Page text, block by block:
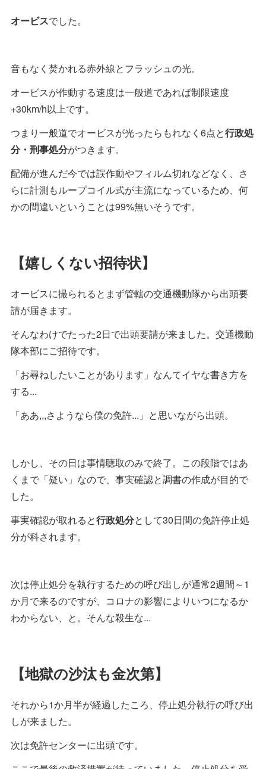
オービスでした。
音もなく焚かれる赤外線とフラッシュの光。
オービスが作動する速度は一般道であれば制限速度
+30km/h以上です。
つまり一般道でオービスが光ったらもれなく6点と行政処
分・刑事処分がつきます。
配備が進んだ今では誤作動やフィルム切れなどなく、さ
らに計測もループコイル式が主流になっているため、何
かの間違いということは99%無いそうです。
【嬉しくない招待状】
オービスに撮られるとまず管轄の交通機動隊から出頭要
請が届きます。
そんなわけでたった2日で出頭要請が来ました。交通機動
隊本部にご招待です。
「お尋ねしたいことがあります」なんてイヤな書き方を
する...
「ああ,,,さようなら僕の免許...」と思いながら出頭。
しかし、その日は事情聴取のみで終了。この段階ではあ
くまで「疑い」なので、事実確認と調書の作成が目的で
した。
事実確認が取れると行政処分として30日間の免許停止処
分が科されます。
次は停止処分を執行するための呼び出しが通常2週間～1
か月で来るのですが、コロナの影響によりいつになるか
わからない、と。そんな殺生な...
【地獄の沙汰も金次第】
それから1か月半が経過したころ、停止処分執行の呼び出
しが来ました。
次は免許センターに出頭です。